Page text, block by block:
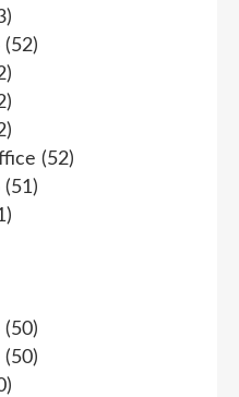
(52)
(52)
(51)
(50)
(50)